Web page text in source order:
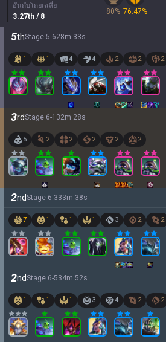
อันดับโดยเฉลี่ย
3.27th / 8
80% 76.47%
5thStage 5-628m 33s
1 1 4 4 2 2 2
3rdStage 6-1 32m 28s
5 2 2 2 2 2
2ndStage 6-333m 38s
7 1 1 1 3 2 2
2ndStage 6-534m 52s
1 1 1 3 4 2 2